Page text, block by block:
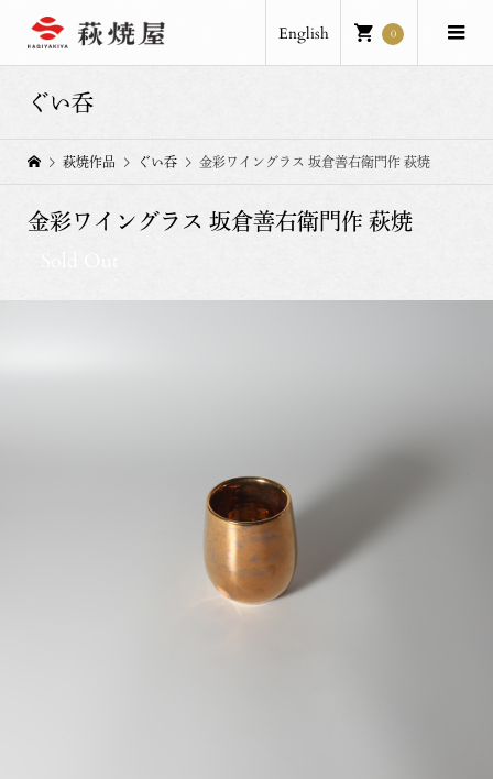
English 0
ぐい呑
萩焼作品 ぐい呑 金彩ワイングラス 坂倉善右衛門作 萩焼
金彩ワイングラス 坂倉善右衛門作 萩焼